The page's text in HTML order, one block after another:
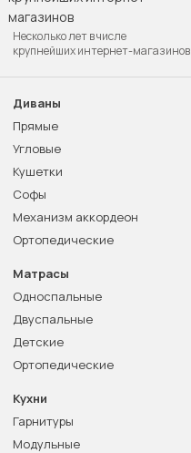
Несколько лет в числе
крупнейших интернет-магазинов
Диваны
Прямые
Угловые
Кушетки
Софы
Механизм аккордеон
Ортопедические
Матрасы
Односпальные
Двуспальные
Детские
Ортопедические
Кухни
Гарнитуры
Модульные